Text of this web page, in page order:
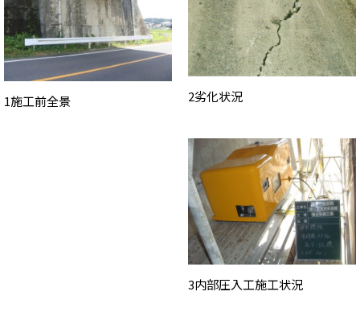
1施工前全景 2劣化状況
3内部圧入工施工状況